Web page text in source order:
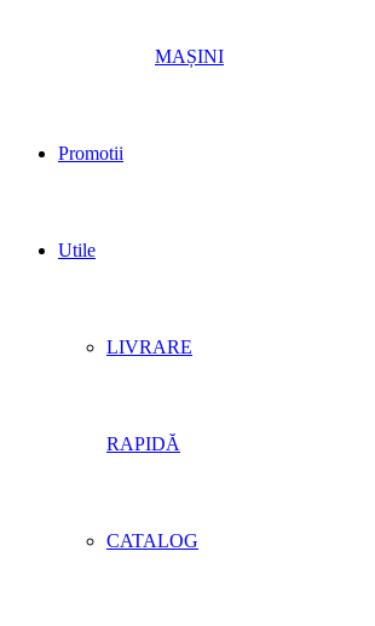
MAȘINI
Promotii
Utile
LIVRARE
RAPIDĂ
CATALOG